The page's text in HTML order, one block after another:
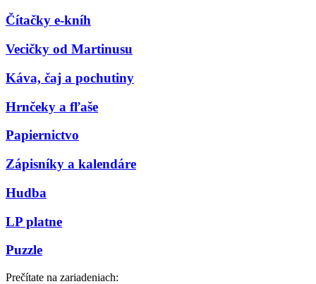
Čítačky e-kníh
Vecičky od Martinusu
Káva, čaj a pochutiny
Hrnčeky a fľaše
Papiernictvo
Zápisníky a kalendáre
Hudba
LP platne
Puzzle
Prečítate na zariadeniach: